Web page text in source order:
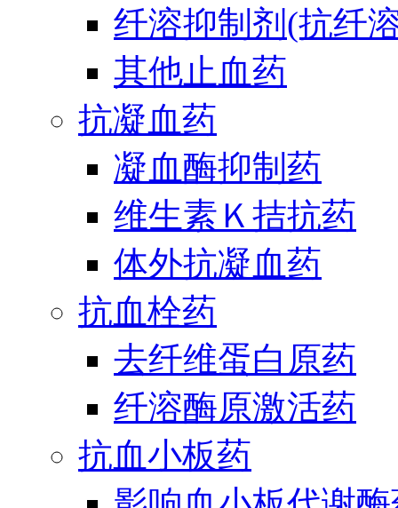
纤溶抑制剂(抗纤
其他止血药
抗凝血药
凝血酶抑制药
维生素Ｋ拮抗药
体外抗凝血药
抗血栓药
去纤维蛋白原药
纤溶酶原激活药
抗血小板药